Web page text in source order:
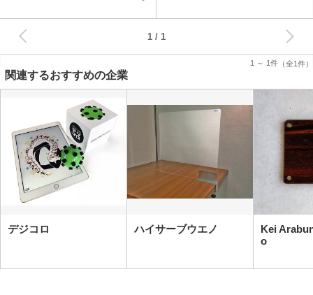
1 ～ 1件 （全1件）
1
関連するおすすめの企業
デジコロ ハイサーブウエノ
Kei
o